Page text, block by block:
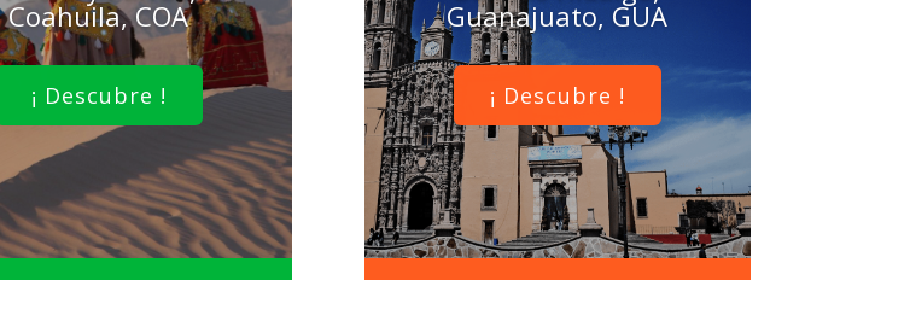
Coahuila, COA
¡ Descubre !
Guanajuato, GUA
¡ Descubre !